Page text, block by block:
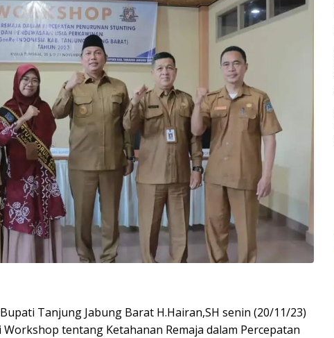
Tanjung Jabung Barat H.Hairan,SH senin (20/11/23)
tentang Ketahanan Remaja dalam Percepatan